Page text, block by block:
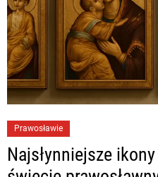
Prawosławie
Najsłynniejsze